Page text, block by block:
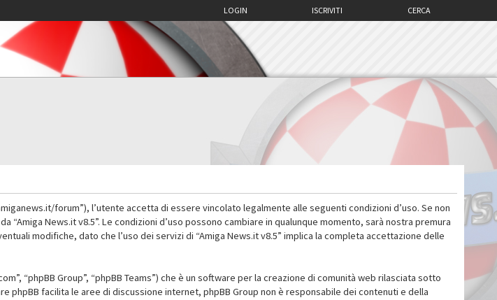
CERCA
ISCRIVITI
LOGIN
forum”), l’utente accetta di essere vincolato legalmente alle seguenti condizioni d’uso. Se non
News.it v8.5”. Le condizioni d’uso possono cambiare in qualunque momento, sarà nostra premura
modifiche, dato che l’uso dei servizi di “Amiga News.it v8.5” implica la completa accettazione delle
“phpBB Group”, “phpBB Teams”) che è un software per la creazione di comunità web rilasciata sotto
phpBB facilita le aree di discussione internet, phpBB Group non è responsabile dei contenuti e della